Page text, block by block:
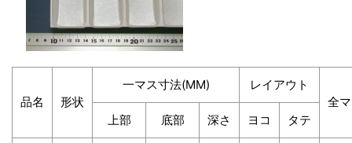
品名 形状
一マス寸法(MM)
レイアウト
全
上部
底部 深さ ヨコ タテ